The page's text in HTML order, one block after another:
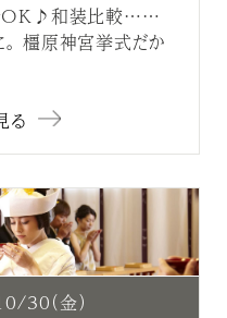
着OK♪和装比較……
橿原神宮挙式だか
る
30（金）